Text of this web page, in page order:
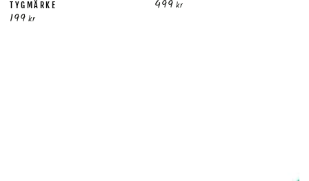
TYGMÄRKE
Ordinarie
199 kr
Ordinarie
499 kr